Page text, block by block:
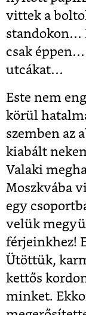
vittek a
standokon…
csak
utcákat…
Este nem
körül
szemben az
kiabált
Valaki
Moszkvába
egy
velük
férjeinkhez!
Ütöttük,
kettős
minket.